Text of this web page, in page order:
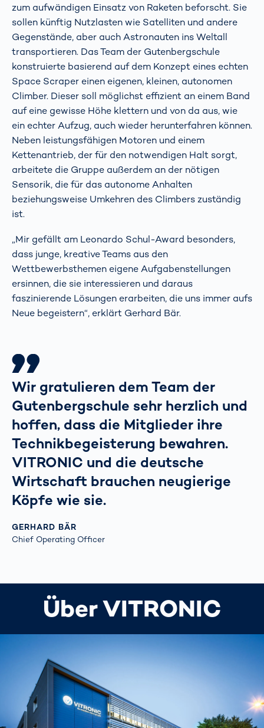
zum aufwändigen Einsatz von Raketen beforscht. Sie
sollen künftig Nutzlasten wie Satelliten und andere
Gegenstände, aber auch Astronauten ins Weltall
transportieren. Das Team der Gutenbergschule
konstruierte basierend auf dem Konzept eines echten
Space Scraper einen eigenen, kleinen, autonomen
Climber. Dieser soll möglichst effizient an einem Band
auf eine gewisse Höhe klettern und von da aus, wie
ein echter Aufzug, auch wieder herunterfahren können.
Neben leistungsfähigen Motoren und einem
Kettenantrieb, der für den notwendigen Halt sorgt,
arbeitete die Gruppe außerdem an der nötigen
Sensorik, die für das autonome Anhalten
beziehungsweise Umkehren des Climbers zuständig
ist.
„Mir gefällt am Leonardo Schul-Award besonders,
dass junge, kreative Teams aus den
Wettbewerbsthemen eigene Aufgabenstellungen
ersinnen, die sie interessieren und daraus
faszinierende Lösungen erarbeiten, die uns immer aufs
Neue begeistern“, erklärt Gerhard Bär.
Wir gratulieren dem Team der
Gutenbergschule sehr herzlich und
hoffen, dass die Mitglieder ihre
Technikbegeisterung bewahren.
VITRONIC und die deutsche
Wirtschaft brauchen neugierige
Köpfe wie sie.
GERHARD BÄR
Chief Operating Officer
Über VITRONIC